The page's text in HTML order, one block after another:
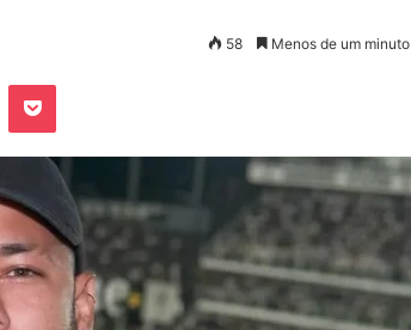
58 Menos de um minuto